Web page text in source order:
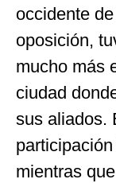
occidente
oposición,
mucho más
ciudad
sus aliados.
mientras